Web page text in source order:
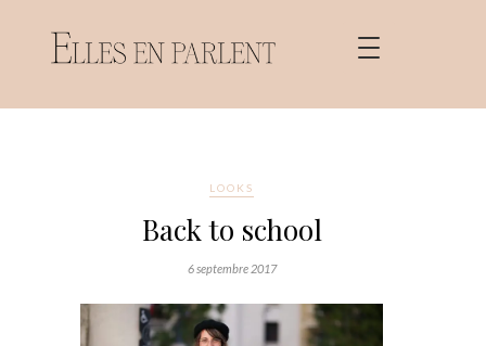
LOOKS
Back to school
6 septembre 2017